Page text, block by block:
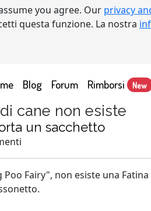
you agree. Our privacy
questa funzione. La nostra
(current)
Blog Forum Rimborsi New
cane non esiste
un sacchetto
Fairy", non esiste una